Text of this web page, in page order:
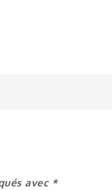
avec *